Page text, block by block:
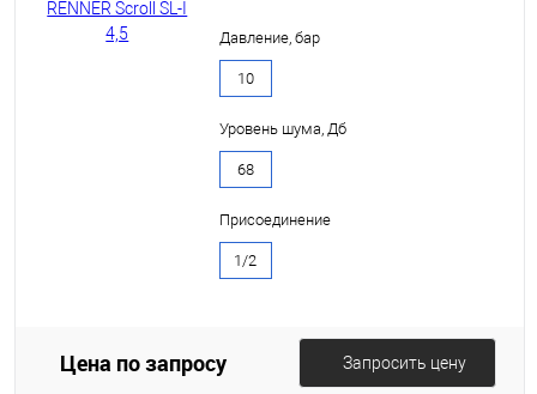
Давление, бар
10
Уровень шума, Дб
68
Присоединение
1/2
Цена по запросу Запросить цену